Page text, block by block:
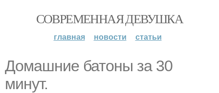
СОВРЕМЕННАЯ ДЕВУШКА
главная новости статьи
Домашние батоны за 30
минут.